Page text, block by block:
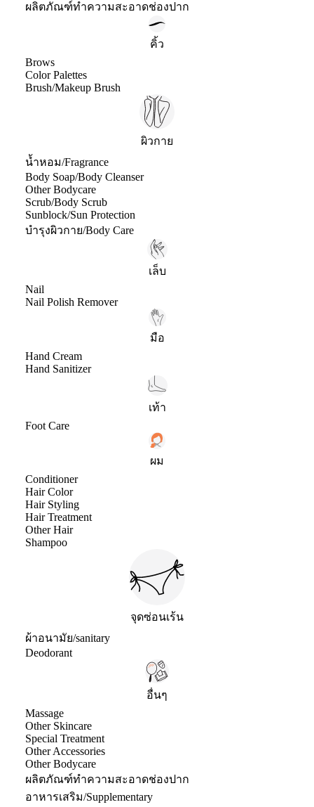
ผลิตภัณฑ์ทำความสะอาดช่องปาก
คิ้ว
Brows
Color Palettes
Brush/Makeup Brush
ผิวกาย
น้ำหอม/Fragrance
Body Soap/Body Cleanser
Other Bodycare
Scrub/Body Scrub
Sunblock/Sun Protection
บำรุงผิวกาย/Body Care
เล็บ
Nail
Nail Polish Remover
มือ
Hand Cream
Hand Sanitizer
เท้า
Foot Care
ผม
Conditioner
Hair Color
Hair Styling
Hair Treatment
Other Hair
Shampoo
จุดซ่อนเร้น
ผ้าอนามัย/sanitary
Deodorant
อื่นๆ
Massage
Other Skincare
Special Treatment
Other Accessories
Other Bodycare
ผลิตภัณฑ์ทำความสะอาดช่องปาก
อาหารเสริม/Supplementary